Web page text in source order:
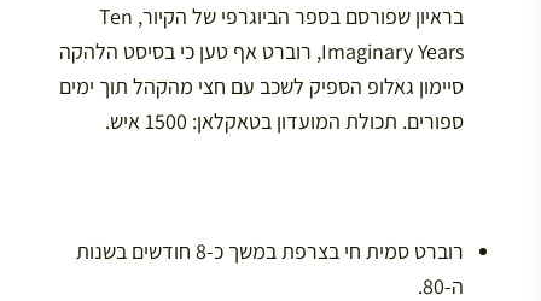
בראיון שפורסם בספר הביוגרפי של הקיור, Ten
Imaginary Years, רוברט אף טען כי בסיסט הלהקה
סיימון גאלופ הספיק לשכב עם חצי מהקהל תוך ימים
ספורים. תכולת המועדון בטאקלאן: 1500 איש.
רוברט סמית חי בצרפת במשך כ-8 חודשים בשנות
ה-80.